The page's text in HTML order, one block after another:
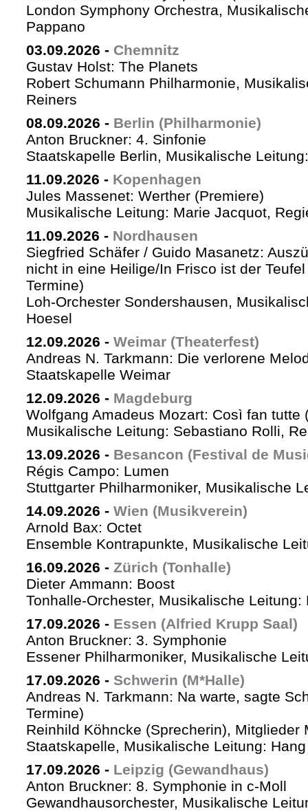
London Symphony Orchestra,
Pappano
03.09.2026 - Chemnitz
Gustav Holst: The Planets
Robert Schumann Philharmonie,
Reiners
08.09.2026 - Berlin (Philharmonie)
Anton Bruckner: 4. Sinfonie
Staatskapelle Berlin, Musikalische
11.09.2026 - Kopenhagen
Jules Massenet: Werther (Premiere)
Musikalische Leitung: Marie Jacquot,
11.09.2026 - Nordhausen
Siegfried Schäfer / Guido Masanetz:
nicht in eine Heilige/In Frisco ist der
Termine)
Loh-Orchester Sondershausen,
Hoesel
12.09.2026 - Weimar (Theaterfest)
Andreas N. Tarkmann: Die verlorene
Staatskapelle Weimar
12.09.2026 - Magdeburg
Wolfgang Amadeus Mozart: Così fan tutte
Musikalische Leitung: Sebastiano Rolli,
13.09.2026 - Besancon (Festival de
Régis Campo: Lumen
Stuttgarter Philharmoniker, Musikalische
14.09.2026 - Wien (Musikverein)
Arnold Bax: Octet
Ensemble Kontrapunkte, Musikalische
16.09.2026 - Zürich (Tonhalle)
Dieter Ammann: Boost
Tonhalle-Orchester, Musikalische Leitung:
17.09.2026 - Essen (Alfried Krupp Saal)
Anton Bruckner: 3. Symphonie
Essener Philharmoniker, Musikalische
17.09.2026 - Schwerin (M*Halle)
Andreas N. Tarkmann: Na warte, sagte
Termine)
Reinhild Köhncke (Sprecherin), Mitglieder
Staatskapelle, Musikalische Leitung:
17.09.2026 - Leipzig (Gewandhaus)
Anton Bruckner: 8. Symphonie in c-Moll
Gewandhausorchester, Musikalische